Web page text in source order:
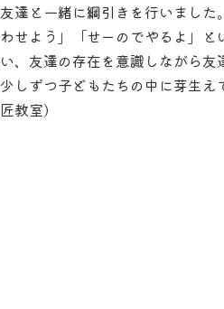
友達と一緒に綱引きを行いまし
わせよう」「せーのでやるよ」
い、友達の存在を意識しながら
少しずつ子どもたちの中に芽生
匠教室)